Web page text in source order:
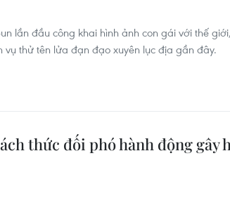
lần đầu công khai hình ảnh con gái với thế
thử tên lửa đạn đạo xuyên lục địa gần đây.
thức đối phó hành động gây